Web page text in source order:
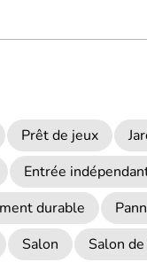
Prêt de jeux
Entrée
durable
Salon Salon